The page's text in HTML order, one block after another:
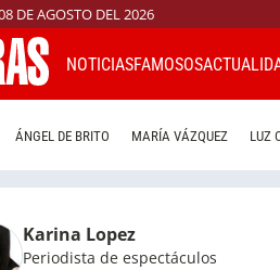
DE AGOSTO DEL 2026
NOTICIASFAMOSOS
ÁNGEL DE BRITO MARÍA VÁZQUEZ LUZ
Karina Lopez
Periodista de espectáculos